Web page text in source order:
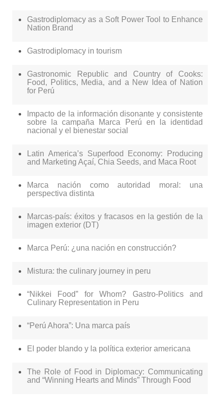
Gastrodiplomacy as a Soft Power Tool to Enhance
Nation Brand
Gastrodiplomacy in tourism
Gastronomic Republic and Country of Cooks:
Food, Politics, Media, and a New Idea of Nation
for Perú
Impacto de la información disonante y consistente
sobre la campaña Marca Perú en la identidad
nacional y el bienestar social
Latin America’s Superfood Economy: Producing
and Marketing Açaí, Chia Seeds, and Maca Root
Marca nación como autoridad moral: una
perspectiva distinta
Marcas-país: éxitos y fracasos en la gestión de la
imagen exterior (DT)
Marca Perú: ¿una nación en construcción?
Mistura: the culinary journey in peru
“Nikkei Food” for Whom? Gastro-Politics and
Culinary Representation in Peru
“Perú Ahora”: Una marca país
El poder blando y la política exterior americana
The Role of Food in Diplomacy: Communicating
and “Winning Hearts and Minds” Through Food